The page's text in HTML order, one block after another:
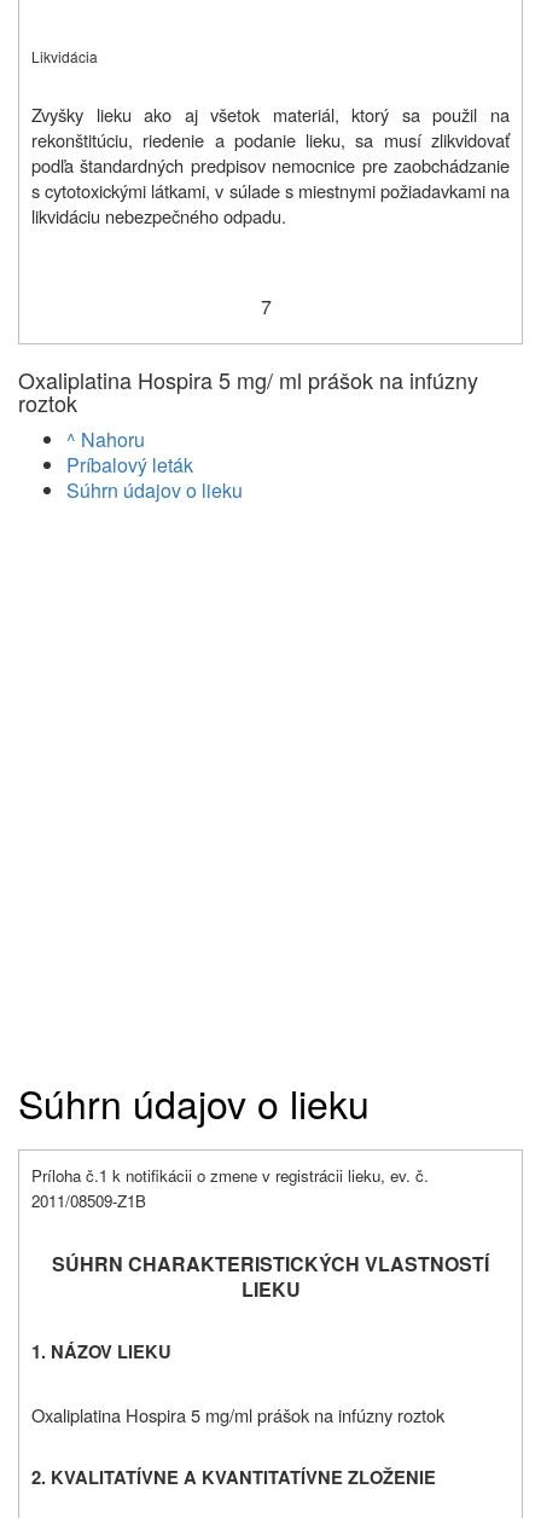
Likvidácia
Zvyšky lieku ako aj všetok materiál, ktorý sa použil na
rekonštitúciu, riedenie a podanie lieku, sa musí zlikvidovať
podľa štandardných predpisov nemocnice pre zaobchádzanie
s cytotoxickými látkami, v súlade s miestnymi požiadavkami na
likvidáciu nebezpečného odpadu.
7
Oxaliplatina Hospira 5 mg/ ml prášok na infúzny
roztok
^ Nahoru
Príbalový leták
Súhrn údajov o lieku
Súhrn údajov o lieku
Príloha č.1 k notifikácii o zmene v registrácii lieku, ev. č.
2011/08509-Z1B
SÚHRN CHARAKTERISTICKÝCH VLASTNOSTÍ
LIEKU
1. NÁZOV LIEKU
Oxaliplatina Hospira 5 mg/ml prášok na infúzny roztok
2. KVALITATÍVNE A KVANTITATÍVNE ZLOŽENIE